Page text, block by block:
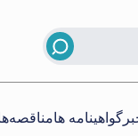
گواهینامه ها